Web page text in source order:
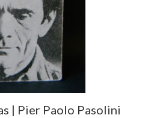
| Pier Paolo Pasolini